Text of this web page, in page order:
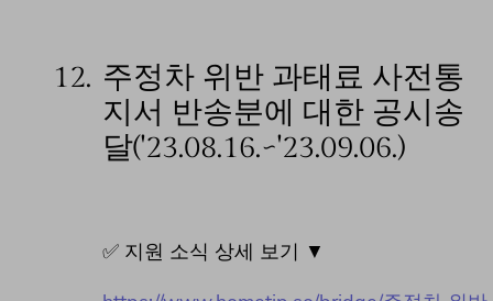
12. 주정차 위반 과태료 사전통
지서 반송분에 대한 공시송
달('23.08.16.~'23.09.06.)
✅ 지원 소식 상세 보기 ▼